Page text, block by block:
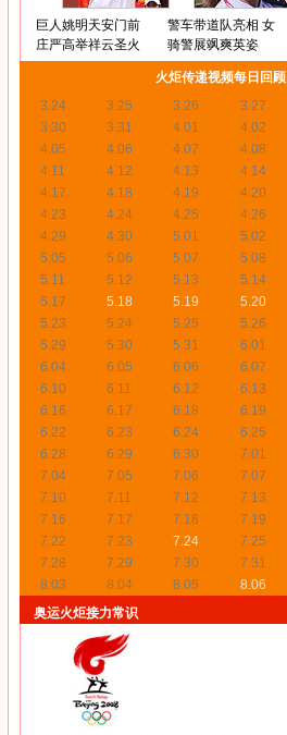
巨人姚明天安门前
庄严高举祥云圣火
警车带道队亮相 女
骑警展飒爽英姿
火炬传递视频每日回顾
3.24
3.25 3.26 3.27
3.30
3.31 4.01 4.02
4.05
4.06 4.07 4.08
4.11
4.12 4.13 4.14
4.17
4.18 4.19 4.20
4.23
4.24 4.25 4.26
4.29
4.30 5.01 5.02
5.05
5.06 5.07 5.08
5.11
5.12 5.13 5.14
5.17
5.18 5.19 5.20
5.23
5.24 5.25 5.26
5.29
5.30 5.31 6.01
6.04
6.05 6.06 6.07
6.10
6.11 6.12 6.13
6.16
6.17 6.18 6.19
6.22
6.23 6.24 6.25
6.28
6.29 6.30 7.01
7.04
7.05 7.06 7.07
7.10
7.11 7.12 7.13
7.16
7.17 7.18 7.19
7.22
7.23 7.24 7.25
7.28
7.29 7.30 7.31
8.03
8.04 8.05 8.06
奥运火炬接力常识